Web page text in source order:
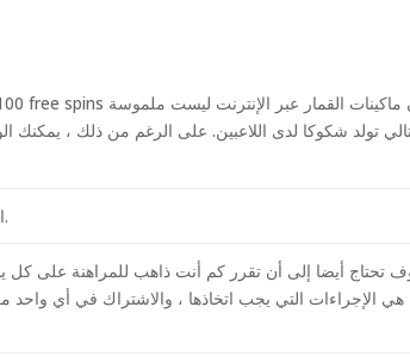
تولد شكوكا لدى اللاعبين. على الرغم من ذلك ،
الروليت: اختبر حظك واربح بجائزة ضخمة.
تحتاج أيضا إلى أن تقرر كم أنت ذاهب للمراهنة على كل
هي الإجراءات التي يجب اتخاذها ، والاشتراك في أي